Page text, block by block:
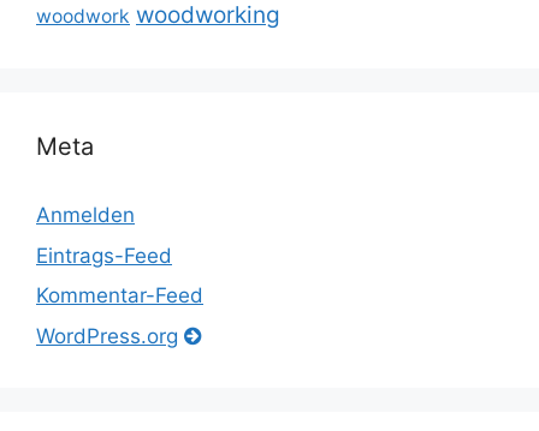
woodwork woodworking
Meta
Anmelden
Eintrags-Feed
Kommentar-Feed
WordPress.org